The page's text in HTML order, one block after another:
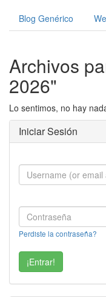
Blog Genérico
Archivos
2026"
Lo sentimos, no hay
Iniciar Sesión
Perdiste la contraseña?